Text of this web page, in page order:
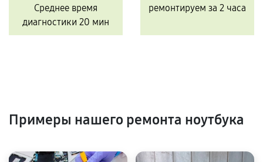
Среднее время
диагностики 20 мин
ремонтируем за 2 часа
Примеры нашего ремонта ноутбука